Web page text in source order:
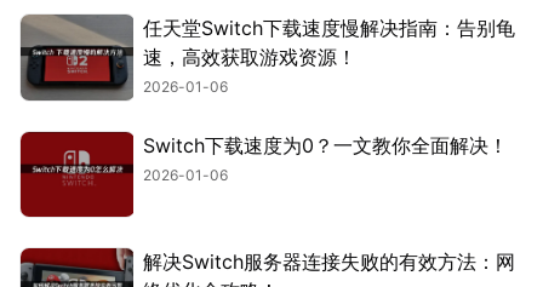
任天堂Switch下载速度慢解决指南：告别龟
速，高效获取游戏资源！
2026-01-06
Switch下载速度为0？一文教你全面解决！
2026-01-06
解决Switch服务器连接失败的有效方法：网